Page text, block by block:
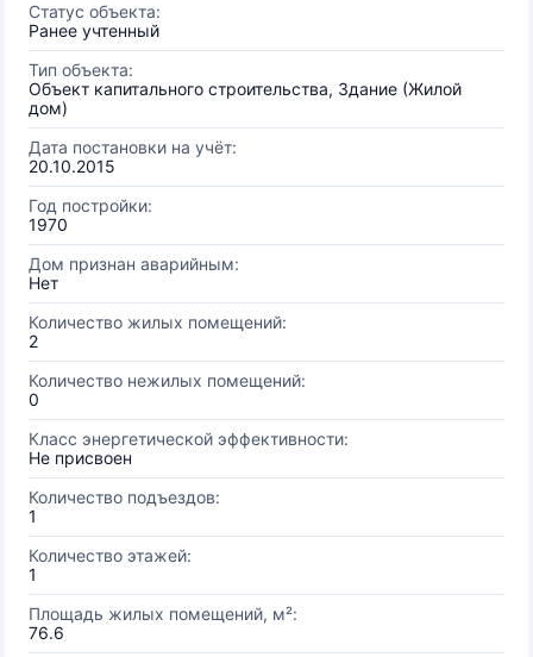
Статус объекта:
Ранее учтенный
Тип объекта:
Объект капитального строительства, Здание (Жилой
дом)
Дата постановки на учёт:
20.10.2015
Год постройки:
1970
Дом признан аварийным:
Нет
Количество жилых помещений:
2
Количество нежилых помещений:
0
Класс энергетической эффективности:
Не присвоен
Количество подъездов:
1
Количество этажей:
1
Площадь жилых помещений, м²:
76.6